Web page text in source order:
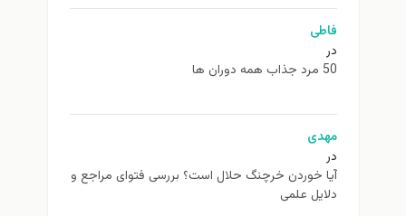
فاطی
در
50 مرد جذاب همه دوران ها
مهدی
در
آیا خوردن خرچنگ حلال است؟ بررسی فتوای مراجع و
دلایل علمی